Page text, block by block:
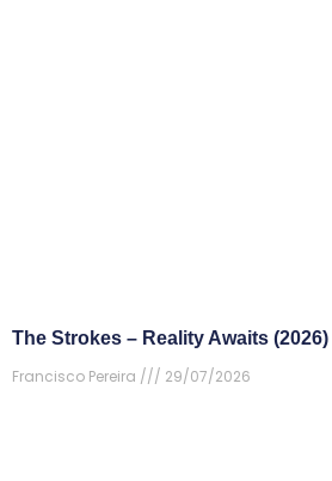
The Strokes – Reality Awaits (2026)
Francisco Pereira
29/07/2026